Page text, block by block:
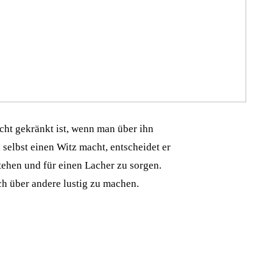
gekränkt ist, wenn man über ihn
einen Witz macht, entscheidet er
und für einen Lacher zu sorgen.
über andere lustig zu machen.